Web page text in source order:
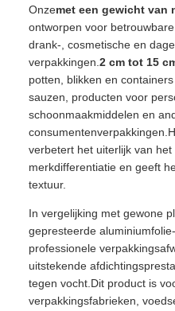
Onzemet een gewicht van
ontworpen voor
drank-, cosmetische en
verpakkingen.2 cm tot 15
potten, blikken en
sauzen, producten voor
schoonmaakmiddelen en
verbetert het uiterlijk van
merkdifferentiatie en geeft
textuur.
In vergelijking met gewone
gepresteerde
professionele
uitstekende
tegen vocht.Dit product is
verpakkingsfabrieken,